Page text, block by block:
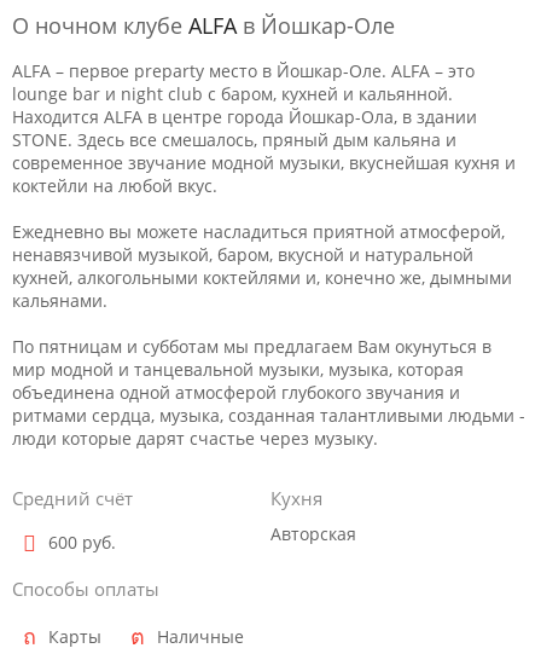
О ночном клубе ALFAв Йошкар-Оле
ALFA – первое preparty место в Йошкар-Оле. ALFA – это
lounge bar и night club с баром, кухней и кальянной.
Находится ALFA в центре города Йошкар-Ола, в здании
STONE. Здесь все смешалось, пряный дым кальяна и
современное звучание модной музыки, вкуснейшая кухня и
коктейли на любой вкус.
Ежедневно вы можете насладиться приятной атмосферой,
ненавязчивой музыкой, баром, вкусной и натуральной
кухней, алкогольными коктейлями и, конечно же, дымными
кальянами.
По пятницам и субботам мы предлагаем Вам окунуться в
мир модной и танцевальной музыки, музыка, которая
объединена одной атмосферой глубокого звучания и
ритмами сердца, музыка, созданная талантливыми людьми -
люди которые дарят счастье через музыку.
Средний счёт
600 руб.
Способы оплаты
Карты Наличные
Кухня
Авторская